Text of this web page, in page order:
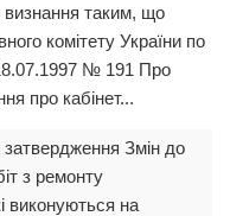
таким, що
комітету України по
№ 191 Про
про кабінет...
Змін до
з ремонту
виконуються на